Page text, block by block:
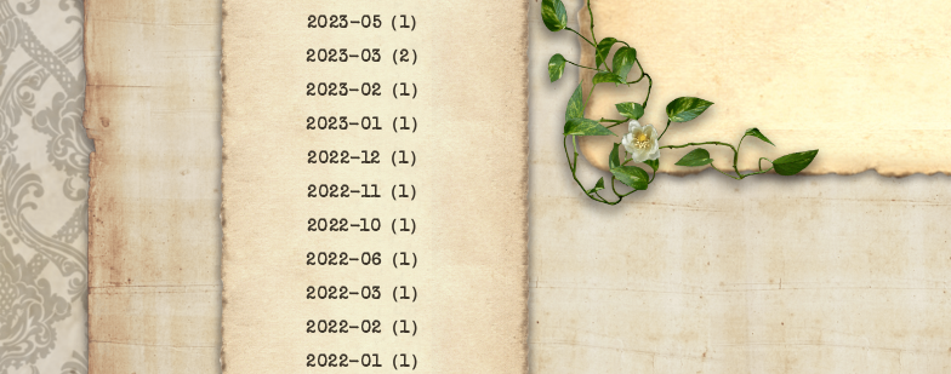
2023-05（1）
2023-03（2）
2023-02（1）
2023-01（1）
2022-12（1）
2022-11（1）
2022-10（1）
2022-06（1）
2022-03（1）
2022-02（1）
2022-01（1）